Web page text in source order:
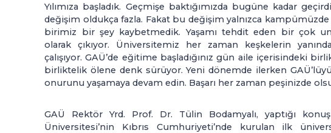
Yılımıza başladık. Geçmişe baktığımızda bugüne kadar
değişim oldukça fazla. Fakat bu değişim yalnızca
birimiz bir şey kaybetmedik. Yaşamı tehdit eden bir çok
olarak çıkıyor. Üniversitemiz her zaman keşkelerin
çalışıyor. GAÜ’de eğitime başladığınız gün aile içerisindeki
birliktelik ölene denk sürüyor. Yeni dönemde ilerken
onurunu yaşamaya devam edin. Başarı her zaman peşinizde
GAÜ Rektör Yrd. Prof. Dr. Tülin Bodamyalı, yaptığı
Üniversitesi’nin Kıbrıs Cumhuriyeti’nde kurulan ilk